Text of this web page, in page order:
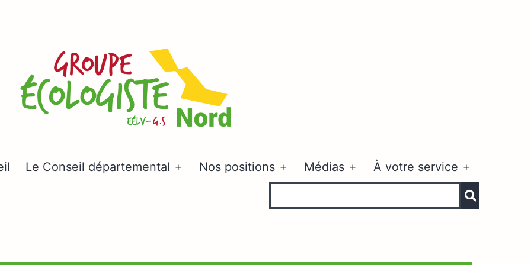
Le Conseil départemental
Ouvrir
Nos positions
Ouvrir
menu
Médias
Ouvrir
menu
À votre service
le
menu